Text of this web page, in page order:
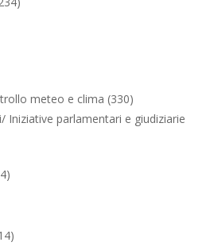
meteo e clima (330)
Iniziative parlamentari e giudiziarie